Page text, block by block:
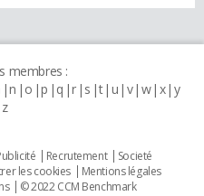
membres :
n o p q r s t u v w x y
z
Recrutement
Societé
les cookies
Mentions légales
© 2022 CCM Benchmark